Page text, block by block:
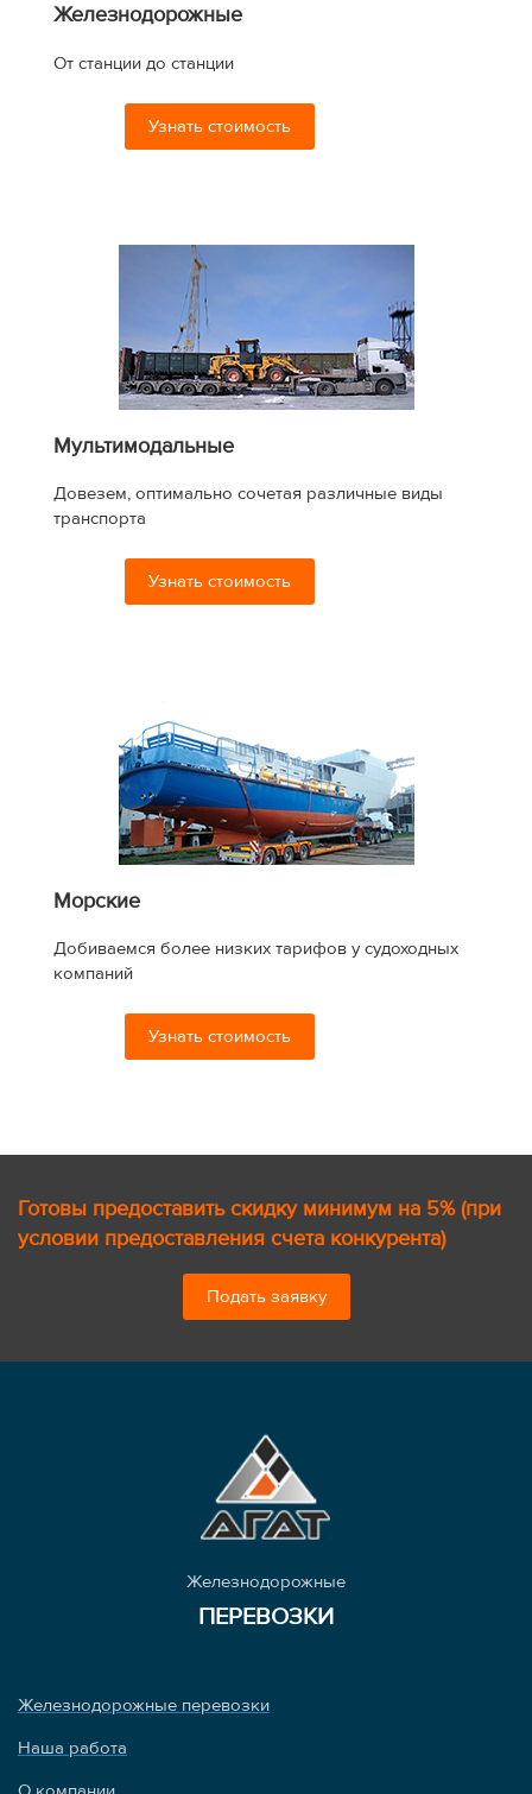
Железнодорожные
От станции до станции
Узнать стоимость
Мультимодальные
Довезем, оптимально сочетая различные виды
транспорта
Узнать стоимость
Морские
Добиваемся более низких тарифов у судоходных
компаний
Узнать стоимость
Готовы предоставить скидку минимум на 5% (при
условии предоставления счета конкурента)
Подать заявку
Железнодорожные
ПЕРЕВОЗКИ
Железнодорожные перевозки
Наша работа